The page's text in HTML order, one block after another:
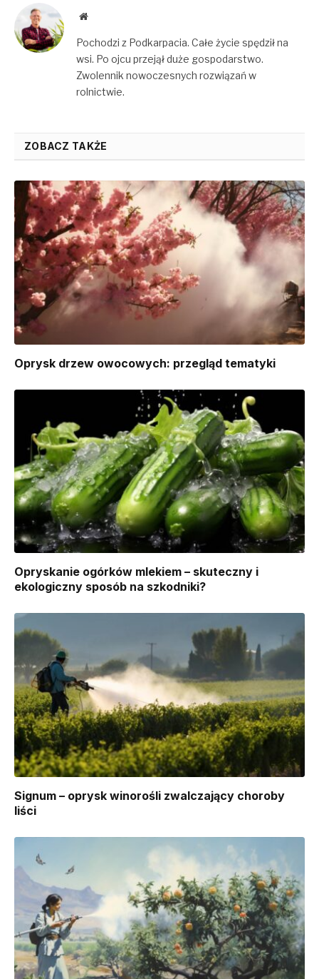
Website
Pochodzi z Podkarpacia. Całe życie spędził na
wsi. Po ojcu przejął duże gospodarstwo.
Zwolennik nowoczesnych rozwiązań w
rolnictwie.
ZOBACZ TAKŻE
Oprysk drzew owocowych: przegląd tematyki
Opryskanie ogórków mlekiem – skuteczny i
ekologiczny sposób na szkodniki?
Signum – oprysk winorośli zwalczający choroby
liści